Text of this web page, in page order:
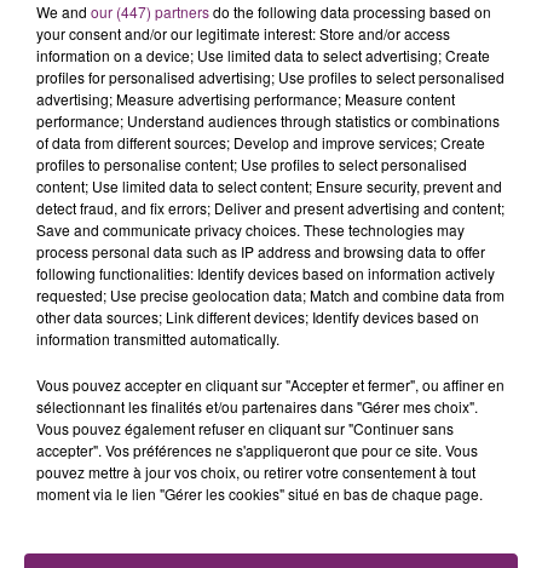
de Frelinghien !
We and our (447) partnersdo the following data processing based on
your consent and/or our legitimate interest: Store and/or access
information on a device; Use limited data to select advertising; Create
profiles for personalised advertising; Use profiles to select personalised
advertising; Measure advertising performance; Measure content
performance; Understand audiences through statistics or combinations
of data from different sources; Develop and improve services; Create
profiles to personalise content; Use profiles to select personalised
content; Use limited data to select content; Ensure security, prevent and
detect fraud, and fix errors; Deliver and present advertising and content;
Save and communicate privacy choices. These technologies may
process personal data such as IP address and browsing data to offer
following functionalities: Identify devices based on information actively
requested; Use precise geolocation data; Match and combine data from
other data sources; Link different devices; Identify devices based on
information transmitted automatically.
Vous pouvez accepter en cliquant sur "Accepter et fermer", ou affiner en
sélectionnant les finalités et/ou partenaires dans "Gérer mes choix".
Vous pouvez également refuser en cliquant sur "Continuer sans
accepter". Vos préférences ne s'appliqueront que pour ce site. Vous
pouvez mettre à jour vos choix, ou retirer votre consentement à tout
moment via le lien "Gérer les cookies" situé en bas de chaque page.